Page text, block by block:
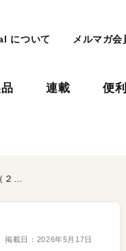
について メルマガ会
連載 便
UGREENの話題のNASが8990円（15%）引きで販売中。NASync DXP2800（２ベイモデル）をAmazonタイムセール会場でチェック！
掲載日： 2026年5月17日